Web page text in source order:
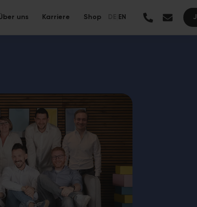
mit ressourcenschonenden Materialien und langer
uns Karriere Shop EN